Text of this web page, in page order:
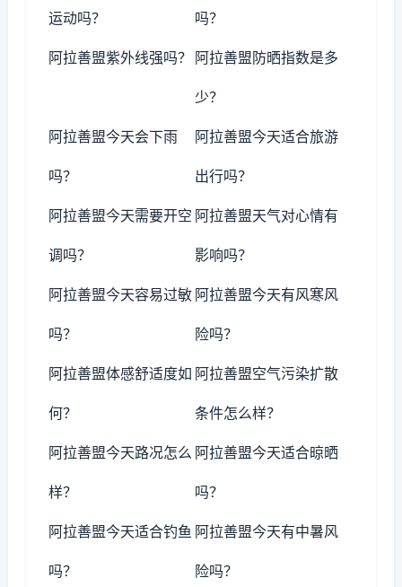
运动吗？ 吗？
阿拉善盟紫外线强吗？ 阿拉善盟防晒指数是多
少？
阿拉善盟今天会下雨
吗？
阿拉善盟今天适合旅游
出行吗？
阿拉善盟今天需要开空
调吗？
阿拉善盟天气对心情有
影响吗？
阿拉善盟今天容易过敏
吗？
阿拉善盟今天有风寒风
险吗？
阿拉善盟体感舒适度如
何？
阿拉善盟空气污染扩散
条件怎么样？
阿拉善盟今天路况怎么
样？
阿拉善盟今天适合晾晒
吗？
阿拉善盟今天适合钓鱼
吗？
阿拉善盟今天有中暑风
险吗？